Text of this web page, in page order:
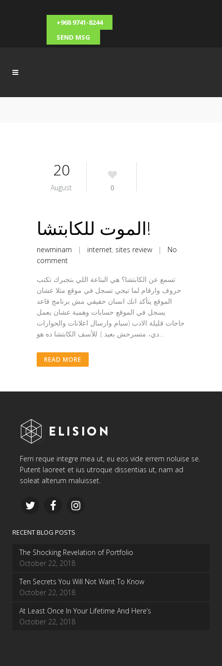
+968 9741-8244
SEND MSG
20
August 0
الموت للكابتشا!
newminam | internet, sites review | No
comment
تسمع عن الكابتشا؟ هي البتاعة اللي بتجبرك تكتب
حروف وارقام لما تيجي تسجل في موقع مثلا عشان
الموقع يتأكد انك انسان حقيقي مش برنامج قاعد
يسجل في الموقع حسابات وهمية عشان يعمل
حاجات قليلة الادب (سبام وارسال اعلانات والحوارات
دي، متسرحش بعيد ). للأسف الكابتشا ده هو...
READ MORE
Ferri reque integre mea ut, eu eos vide errem noluise se.
Putent laoreet et ius utroque dissentias ut, nam ad
soleat alterum maluisset.
RECENT BLOG POSTS
The Shocking Revelation of Portfolio
October 22, 2018
Ten Secrets You Will Not Want To Know
October 22, 2018
At Least Once In Your Lifetime And Here’s
October 22, 2018